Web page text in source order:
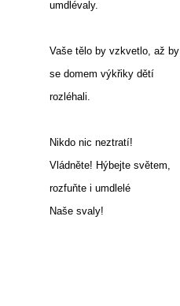
umdlévaly.
Vaše tělo by vzkvetlo, až by
se domem výkřiky dětí
rozléhali.
Nikdo nic neztratí!
Vládněte! Hýbejte světem,
rozfuňte i umdlelé
Naše svaly!